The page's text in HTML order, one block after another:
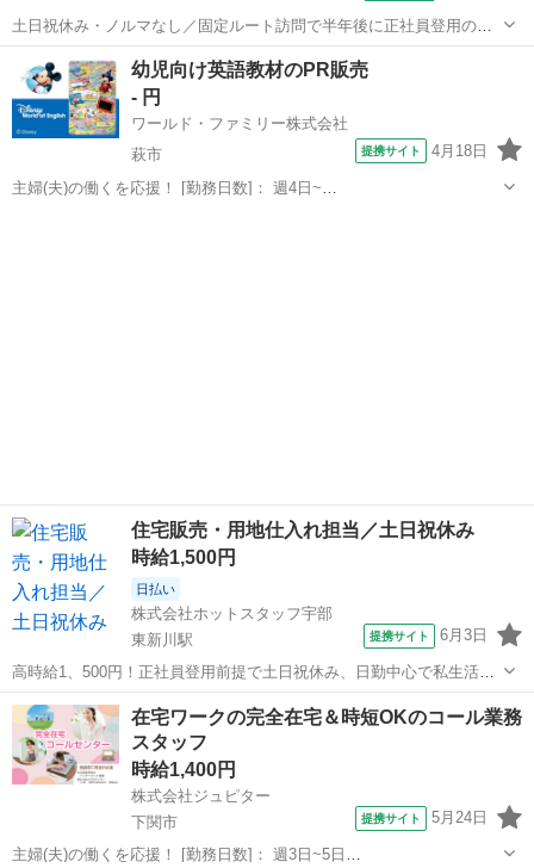
土日祝休み・ノルマなし／固定ルート訪問で半年後に正社員登用の可
能性あり 【仕事内容】 ＼営業のイメージ、ガラッと変えます／ ノル
マ・新規開拓は一切なし。 「いつもありがとう」が嬉しい、 顔なじみ
を回るルート営業★ 「営業...
山陽小野田市 営業
幼児向け英語教材のPR販売
- 円
ワールド・ファミリー株式会社
萩市
提携サイト 4月18日
主婦(夫)の働くを応援！ [勤務日数]： 週4日~
住宅販売・用地仕入れ担当／土日祝休み
時給1,500円
日払い
株式会社ホットスタッフ宇部
東新川駅
提携サイト 6月3日
高時給1、500円！正社員登用前提で土日祝休み、日勤中心で私生活と
両立可能 【仕事内容】 ”正社員前提”で未経験から住宅営業の お仕事に
挑戦できます！ 土日祝休みで理想のワークライフバランスを 手に入れ
ませんか？ 「不動...
山口 宇部市 東新川駅 営業
在宅ワークの完全在宅＆時短OKのコール業務
スタッフ
時給1,400円
株式会社ジュピター
下関市
提携サイト 5月24日
主婦(夫)の働くを応援！ [勤務日数]： 週3日~5日